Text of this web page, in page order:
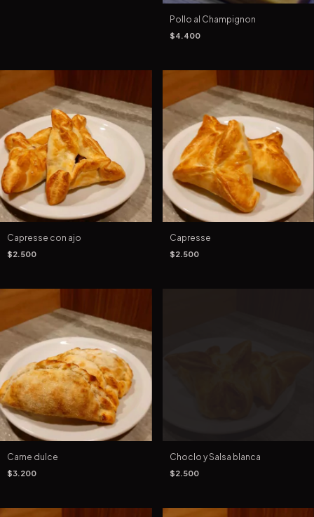
Pollo al Champignon
$4.400
Capresse con ajo
$2.500
Capresse
$2.500
Carne dulce
$3.200
Choclo y Salsa blanca
$2.500